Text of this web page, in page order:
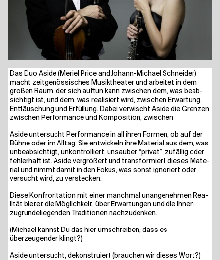
Das Duo Asi­de (Meriel Pri­ce and Johann-Micha­el Schnei­der)
macht zeit­ge­nös­si­sches Musik­thea­ter und arbei­tet in dem
gro­ßen Raum, der sich auf­tun kann zwi­schen dem, was beab­
sich­tigt ist, und dem, was rea­li­siert wird, zwi­schen Erwar­tung,
Ent­täu­schung und Erfüllung. Dabei ver­wischt Asi­de die Gren­zen
zwi­schen Per­for­mance und Kom­po­si­ti­on, zwischen
Asi­de unter­sucht Per­for­mance in all ihren For­men, ob auf der
Bühne oder im All­tag. Sie ent­wi­ckeln ihre Mate­ri­al aus dem, was
unbe­ab­sich­tigt, unkon­trol­liert, unsau­ber, “pri­vat”, zufäl­lig oder
feh­ler­haft ist. Asi­de ver­grö­ßert und trans­for­miert die­ses Mate­
ri­al und nimmt damit in den Fokus, was sonst igno­riert oder
ver­sucht wird, zu verstecken.
Die­se Kon­fron­ta­ti­on mit einer manch­mal unan­ge­neh­men Rea­
li­tät bie­tet die Mög­lich­keit, über Erwar­tun­gen und die ihnen
zugrun­de­lie­gen­den Tra­di­tio­nen nachzudenken.
(Micha­el kannst Du das hier umschrei­ben, dass es
überzeugender klingt?)
Asi­de unter­sucht, dekon­stru­iert (brau­chen wir die­ses Wort?)